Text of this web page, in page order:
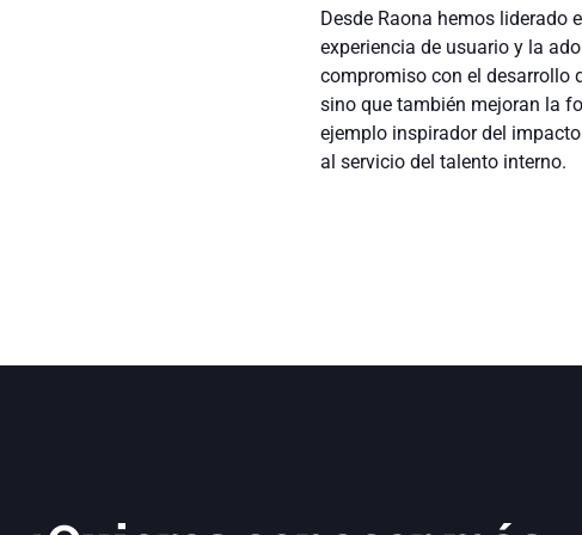
Desde Raona hemos liderado
experiencia de usuario y la
compromiso con el desarrollo
sino que también mejoran la
ejemplo inspirador del
al servicio del talento interno.